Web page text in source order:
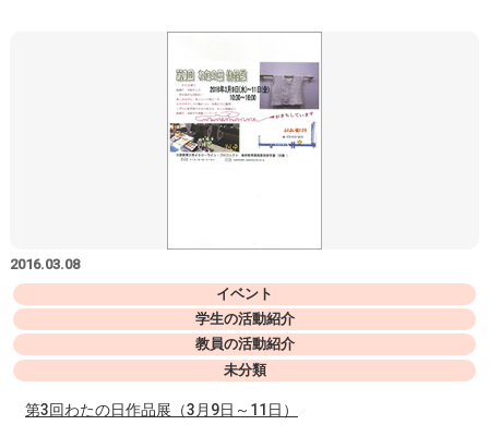
2016.03.08
イベント
学生の活動紹介
教員の活動紹介
未分類
第3回わたの日作品展（3月9日～11日）